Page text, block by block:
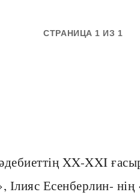
СТРАНИЦА 1 ИЗ 1
XX-XXI
Есенберлин-